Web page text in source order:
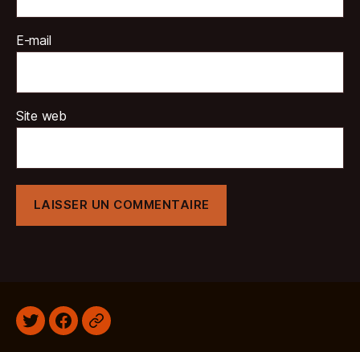
E-mail
Site web
TwitterFacebook
Discord